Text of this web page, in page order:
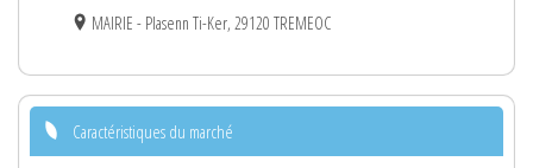
MAIRIE - Plasenn Ti-Ker, 29120 TREMEOC
Caractéristiques du marché